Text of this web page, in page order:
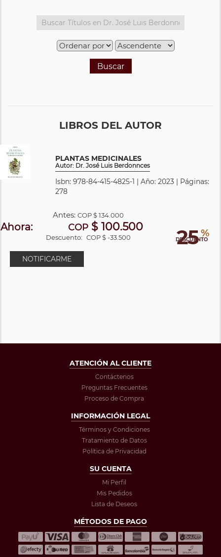
Buscar
LIBROS DEL AUTOR
PLANTAS MEDICINALES
Autor: Dr. José Luis Berdonnces
Isbn: 978-84-415-4825-1 | Año: 2023 | Páginas:
278
25 %
DESCUENTO
Antes:COP$ 134.000
Ahora: COP $ 100.500
Descuento: COP $ -33.500
NOTIFICARME
ATENCIÓN AL CLIENTE
Contáctenos
Preguntas Frecuentes
Proceso de Compra
INFORMACIÓN LEGAL
Términos y Condiciones
Tratamiento de Datos
Política de Privacidad
SU CUENTA
Mi Perfil
Mis Pedidos
Lista de Deseos
MÉTODOS DE PAGO